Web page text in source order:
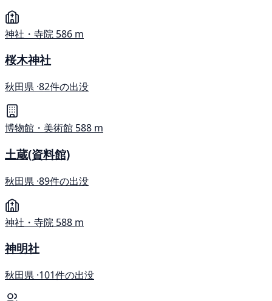
神社・寺院 586 m
桜木神社
秋田県 ·82件の出没
博物館・美術館 588 m
土蔵(資料館)
秋田県 ·89件の出没
神社・寺院 588 m
神明社
秋田県 ·101件の出没